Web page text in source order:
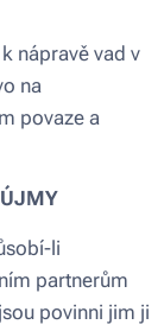
nápravě vad v
na
povaze a
li
partnerům
povinni jim ji